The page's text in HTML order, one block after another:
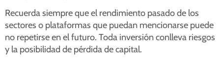
Recuerda siempre que el rendimiento pasado de los
sectores o plataformas que puedan mencionarse puede
no repetirse en el futuro. Toda inversión conlleva riesgos
y la posibilidad de pérdida de capital.